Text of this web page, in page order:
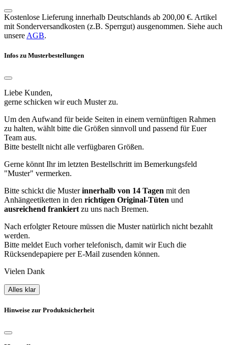
Kostenlose Lieferung innerhalb Deutschlands ab 200,00 €. Artikel
mit Sonderversandkosten (z.B. Sperrgut) ausgenommen. Siehe auch
unsere AGB.
Infos zu Musterbestellungen
Liebe Kunden,
gerne schicken wir euch Muster zu.
Um den Aufwand für beide Seiten in einem vernünftigen Rahmen
zu halten, wählt bitte die Größen sinnvoll und passend für Euer
Team aus.
Bitte bestellt nicht alle verfügbaren Größen.
Gerne könnt Ihr im letzten Bestellschritt im Bemerkungsfeld
"Muster" vermerken.
Bitte schickt die Musterinnerhalb von 14 Tagen mit den
Anhängeetiketten in den richtigen Original-Tüten und
ausreichend frankiert zu uns nach Bremen.
Nach erfolgter Retoure müssen die Muster natürlich nicht bezahlt
werden.
Bitte meldet Euch vorher telefonisch, damit wir Euch die
Rücksendepapiere per E-Mail zusenden können.
Vielen Dank
Alles klar
Hinweise zur Produktsicherheit